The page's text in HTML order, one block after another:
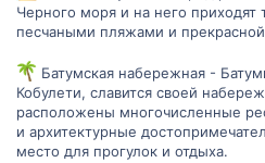
Черного моря и на него приходят
песчаными пляжами и
Батумская набережная -
Кобулети, славится своей
расположены многочисленные
и архитектурные
место для прогулок и отдыха.